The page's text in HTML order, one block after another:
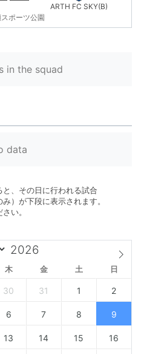
ARTH FC SKY(B)
ポーツ公園
in the squad
data
、その日に行われる試合
）が下段に表示されます。
い。
木 金 土 日
30 31 1 2
6 7 8 9
13 14 15 16